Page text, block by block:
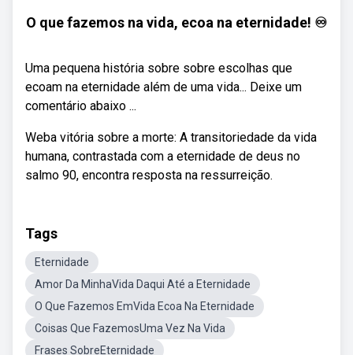
O que fazemos na vida, ecoa na eternidade! ♾️
Uma pequena história sobre sobre escolhas que
ecoam na eternidade além de uma vida... Deixe um
comentário abaixo ...
Weba vitória sobre a morte: A transitoriedade da vida
humana, contrastada com a eternidade de deus no
salmo 90, encontra resposta na ressurreição.
Tags
Eternidade
Amor Da MinhaVida Daqui Até a Eternidade
O Que Fazemos EmVida Ecoa Na Eternidade
Coisas Que FazemosUma Vez Na Vida
Frases SobreEternidade